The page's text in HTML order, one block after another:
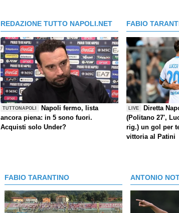
REDAZIONE TUTTO NAPOLI.NET
TUTTONAPOLI
Napoli fermo, lista
ancora piena: in 5 sono fuori.
Acquisti solo Under?
FABIO
LIVE
Diretta
(Politano 27',
rig.) un gol per
vittoria al Patini
FABIO TARANTINO ANTONIO